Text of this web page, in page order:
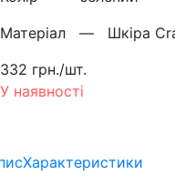
Матерiал — Шкіра
332 грн./шт.
У наявності
Характеристики